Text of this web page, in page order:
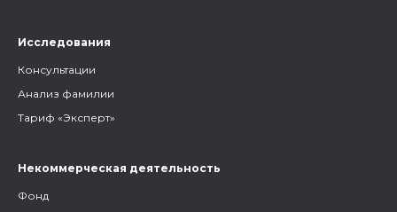
Исследования
Консультации
Анализ фамилии
Тариф «Эксперт»
Некоммерческая деятельность
Фонд